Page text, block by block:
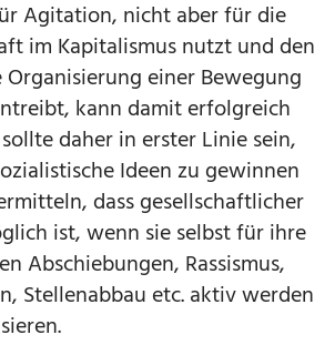
Agitation, nicht aber für die
im Kapitalismus nutzt und den
einer Bewegung
kann damit erfolgreich
daher in erster Linie sein,
Ideen zu gewinnen
dass gesellschaftlicher
ist, wenn sie selbst für ihre
Abschiebungen, Rassismus,
Stellenabbau etc. aktiv werden